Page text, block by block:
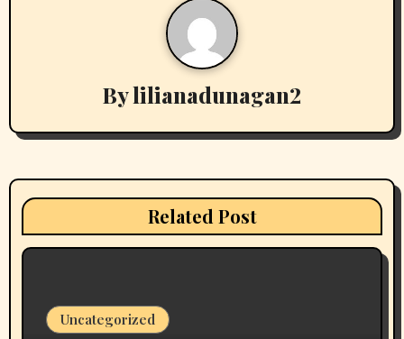
i
a
Bylilianadunagan2
Related Post
Uncategorized